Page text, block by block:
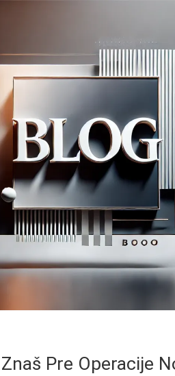
Pre Operacije